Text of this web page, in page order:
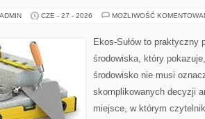
CZE - 27 - 2026 MOŻLIWOŚĆ
Ekos-Sułów to praktyczny
środowiska, który
środowisko nie musi
skomplikowanych decyzji
miejsce, w którym